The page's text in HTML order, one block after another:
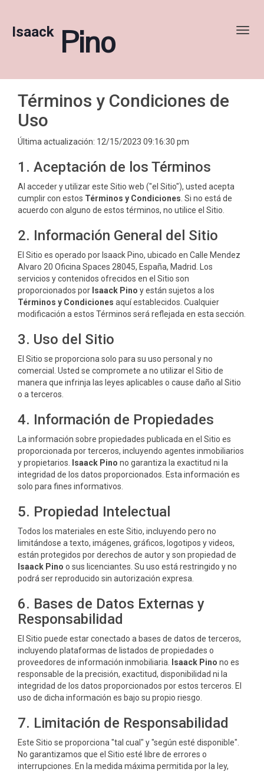
Isaack Pino
Términos y Condiciones de
Uso
Última actualización: 12/15/2023 09:16:30 pm
1. Aceptación de los Términos
Al acceder y utilizar este Sitio web ("el Sitio"), usted acepta
cumplir con estos Términos y Condiciones . Si no está de
acuerdo con alguno de estos términos, no utilice el Sitio.
2. Información General del Sitio
El Sitio es operado por Isaack Pino, ubicado en Calle Mendez
Alvaro 20 Oficina Spaces 28045, España, Madrid. Los
servicios y contenidos ofrecidos en el Sitio son
proporcionados por Isaack Pino y están sujetos a los
Términos y Condiciones aquí establecidos. Cualquier
modificación a estos Términos será reflejada en esta sección.
3. Uso del Sitio
El Sitio se proporciona solo para su uso personal y no
comercial. Usted se compromete a no utilizar el Sitio de
manera que infrinja las leyes aplicables o cause daño al Sitio
o a terceros.
4. Información de Propiedades
La información sobre propiedades publicada en el Sitio es
proporcionada por terceros, incluyendo agentes inmobiliarios
y propietarios.
Isaack Pino no garantiza la exactitud ni la
integridad de los datos proporcionados. Esta información es
solo para fines informativos.
5. Propiedad Intelectual
Todos los materiales en este Sitio, incluyendo pero no
limitándose a texto, imágenes, gráficos, logotipos y videos,
están protegidos por derechos de autor y son propiedad de
Isaack Pino o sus licenciantes. Su uso está restringido y no
podrá ser reproducido sin autorización expresa.
6. Bases de Datos Externas y
Responsabilidad
El Sitio puede estar conectado a bases de datos de terceros,
incluyendo plataformas de listados de propiedades o
proveedores de información inmobiliaria.
Isaack Pino no es
responsable de la precisión, exactitud, disponibilidad ni la
integridad de los datos proporcionados por estos terceros. El
uso de dicha información es bajo su propio riesgo.
7. Limitación de Responsabilidad
Este Sitio se proporciona "tal cual" y "según esté disponible".
No garantizamos que el Sitio esté libre de errores o
interrupciones. En la medida máxima permitida por la ley,